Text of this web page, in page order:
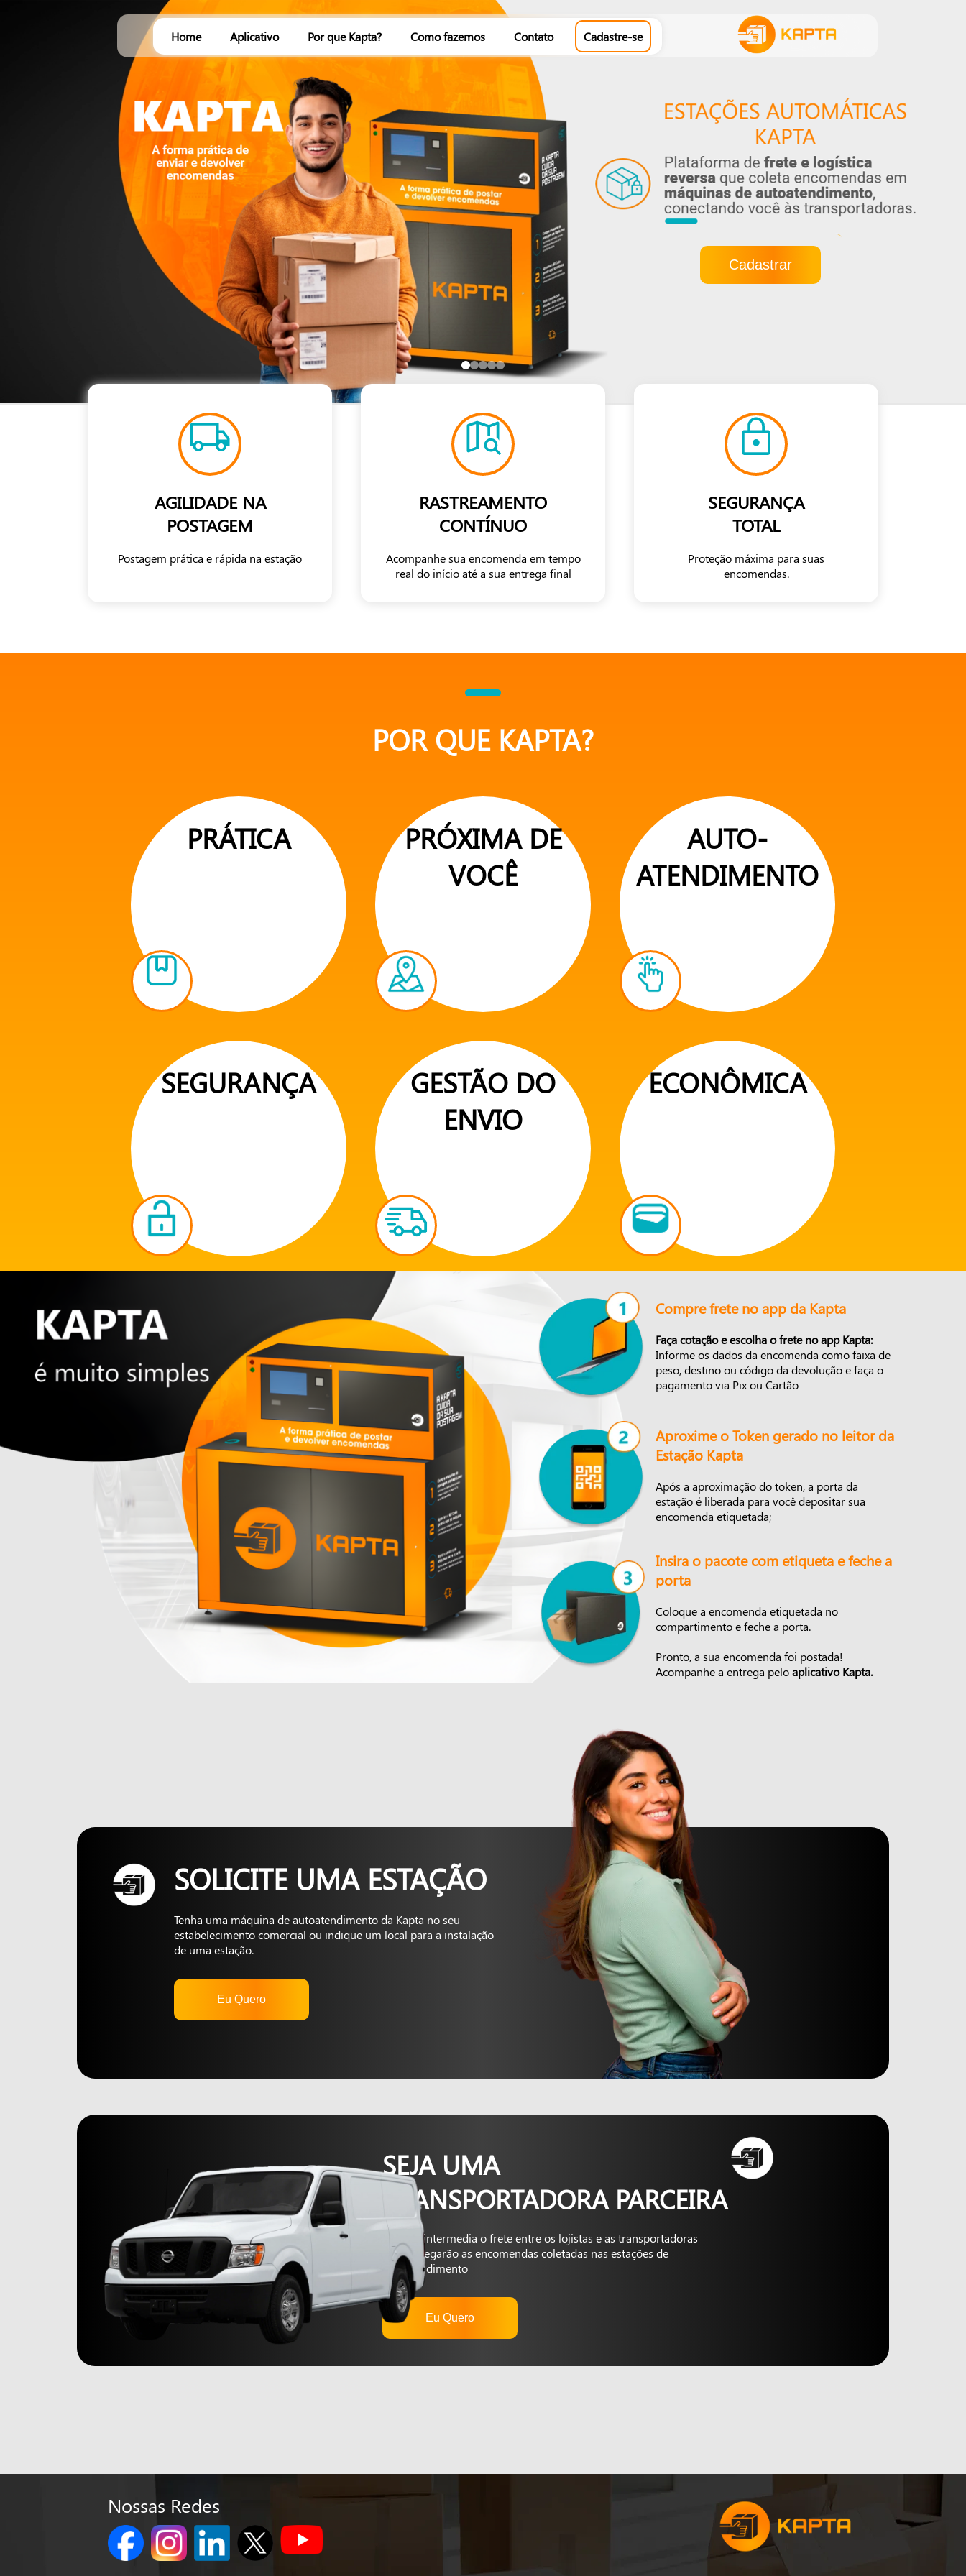
Home Aplicativo Por que Kapta? Como fazemos Contato Cadastre-se
Cadastrar
AGILIDADE NA
POSTAGEM
Postagem prática e rápida na estação
RASTREAMENTO
CONTÍNUO
Acompanhe sua encomenda em tempo
real do início até a sua entrega final
SEGURANÇA
TOTAL
Proteção máxima para suas
encomendas.
POR QUE KAPTA?
PRÁTICA
PRÓXIMA DE
VOCÊ
AUTO-
ATENDIMENTO
SEGURANÇA
GESTÃO DO
ENVIO
ECONÔMICA
Compre frete no app da Kapta
Faça cotação e escolha o frete no app Kapta:
Informe os dados da encomenda como faixa de
peso, destino ou código da devolução e faça o
pagamento via Pix ou Cartão
Aproxime o Token gerado no leitor da
Estação Kapta
Após a aproximação do token, a porta da
estação é liberada para você depositar sua
encomenda etiquetada;
Insira o pacote com etiqueta e feche a
porta
Coloque a encomenda etiquetada no
compartimento e feche a porta.
Pronto, a sua encomenda foi postada!
Acompanhe a entrega peloaplicativo Kapta.
SOLICITE UMA ESTAÇÃO
Tenha uma máquina de autoatendimento da Kapta no seu
estabelecimento comercial ou indique um local para a instalação
de uma estação.
Eu Quero
SEJA UMA
TRANSPORTADORA PARCEIRA
A Kapta intermedia o frete entre os lojistas e as transportadoras
que entregarão as encomendas coletadas nas estações de
autoatendimento
Eu Quero
Nossas Redes